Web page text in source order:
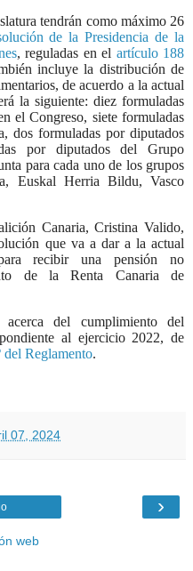
tendrán como máximo 26
de la Presidencia de la
, reguladas en el artículo 188
incluye la distribución de
de acuerdo a la actual
la siguiente: diez formuladas
el Congreso, siete formuladas
dos formuladas por diputados
por diputados del Grupo
para cada uno de los grupos
Euskal Herria Bildu, Vasco
Canaria, Cristina Valido,
que va a dar a la actual
recibir una pensión no
de la Renta Canaria de
del cumplimiento del
al ejercicio 2022, de
del Reglamento.
07, 2024
›
web